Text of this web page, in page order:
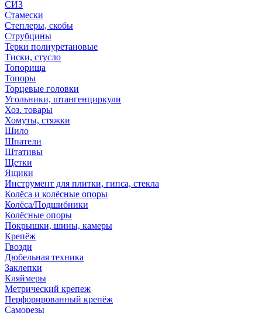
СИЗ
Стамески
Степлеры, скобы
Струбцины
Терки полиуретановые
Тиски, стусло
Топорища
Топоры
Торцевые головки
Угольники, штангенциркули
Хоз. товары
Хомуты, стяжки
Шило
Шпатели
Штативы
Щетки
Ящики
Инструмент для плитки, гипса, стекла
Колёса и колёсные опоры
Колёса/Подшибники
Колёсные опоры
Покрышки, шины, камеры
Крепёж
Гвозди
Дюбельная техника
Заклепки
Кляймеры
Метрический крепеж
Перфорированный крепёж
Саморезы